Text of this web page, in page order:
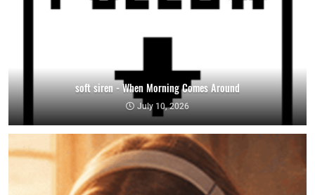
soft siren - When Morning Comes Around
July 10, 2026